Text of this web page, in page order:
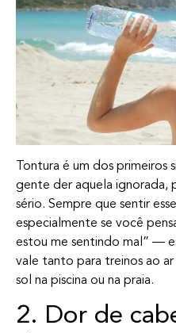
Tontura é um dos primeiros
gente der aquela ignorada,
sério. Sempre que sentir
especialmente se você
estou me sentindo mal” —
vale tanto para treinos ao ar
sol na piscina ou na praia.
2. Dor de